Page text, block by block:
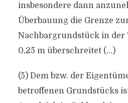
insbesondere dann
Überbauung die Grenze
Nachbargrundstück in der
0,25 m überschreitet (…)
(5) Dem bzw. der
betroffenen Grundstücks